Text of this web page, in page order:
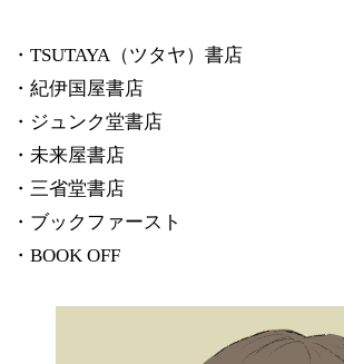
・TSUTAYA（ツタヤ）書店
・紀伊国屋書店
・ジュンク堂書店
・未来屋書店
・三省堂書店
・ブックファースト
・BOOK OFF